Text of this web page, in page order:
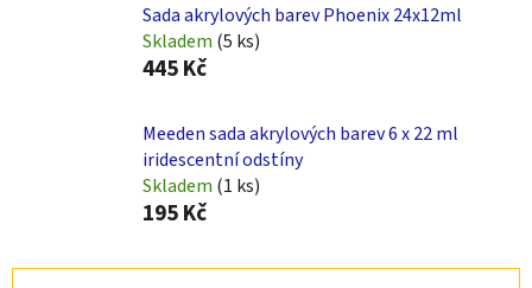
Sada akrylových barev Phoenix 24x12ml
Skladem (5 ks)
445 Kč
Meeden sada akrylových barev 6 x 22 ml
iridescentní odstíny
Skladem (1 ks)
195 Kč
Ř